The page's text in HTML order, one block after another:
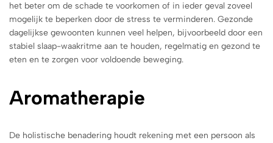
het beter om de schade te voorkomen of in ieder geval zoveel
mogelijk te beperken door de stress te verminderen. Gezonde
dagelijkse gewoonten kunnen veel helpen, bijvoorbeeld door een
stabiel slaap-waakritme aan te houden, regelmatig en gezond te
eten en te zorgen voor voldoende beweging.
Aromatherapie
De holistische benadering houdt rekening met een persoon als